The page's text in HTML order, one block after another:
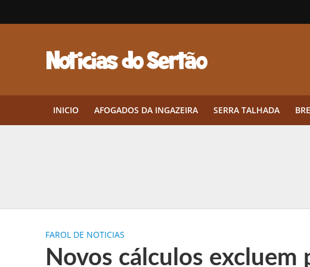
INICIO AFOGADOS DA INGAZEIRA SERRA TALHADA
Twin lança torneio semanal “Mestres das
FAROL DE NOTICIAS
Novos cálculos excluem